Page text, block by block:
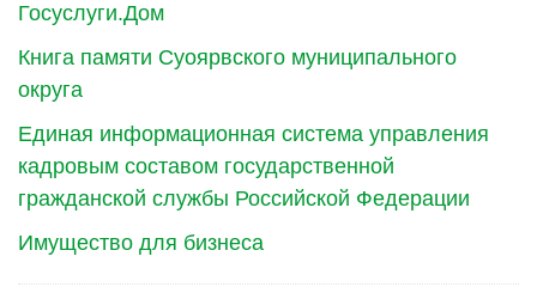
Госуслуги.Дом
Книга памяти Суоярвского муниципального
округа
Единая информационная система управления
кадровым составом государственной
гражданской службы Российской Федерации
Имущество для бизнеса